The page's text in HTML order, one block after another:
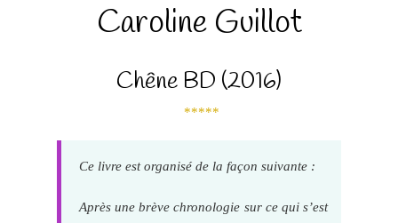
Caroline Guillot
Chêne BD (2016)
*****
Ce livre est organisé de la façon suivante :
Après une brève chronologie sur ce qui s’est